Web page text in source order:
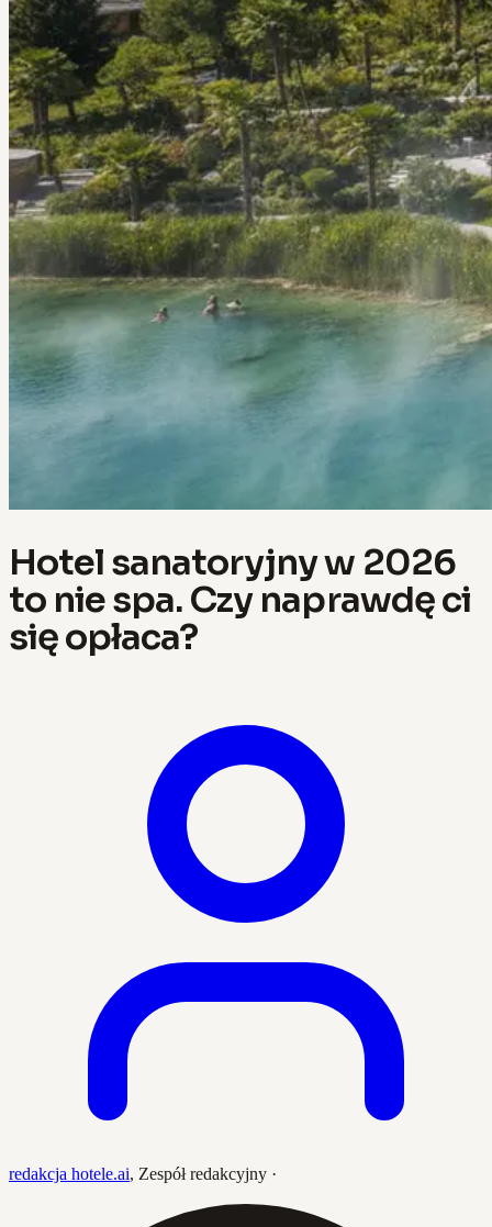
Hotel sanatoryjny w 2026
to nie spa. Czy naprawdę ci
się opłaca?
redakcja hotele.ai, Zespół redakcyjny ·